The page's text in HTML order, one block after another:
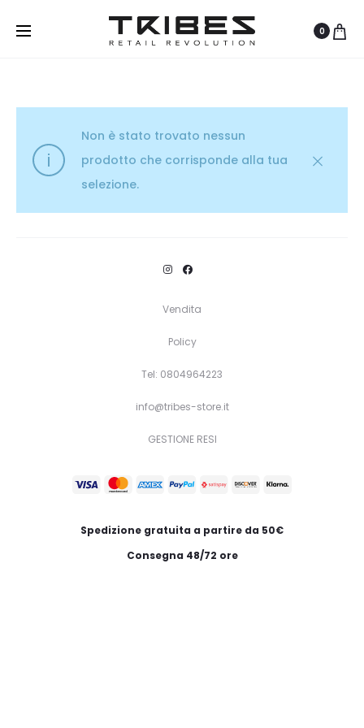
0
Non è stato trovato nessun
prodotto che corrisponde alla tua
selezione.
Vendita
Policy
Tel: 0804964223
info@tribes-store.it
GESTIONE RESI
Spedizione gratuita a partire da 50€
Consegna 48/72 ore